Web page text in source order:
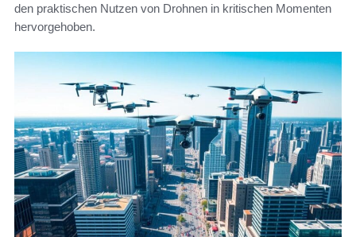
den praktischen Nutzen von Drohnen in kritischen Momenten
hervorgehoben.